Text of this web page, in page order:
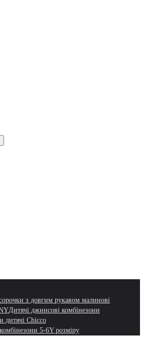
з довгим рукавом малинові
Дитячі джинсові комбінезони
дитячі Chicco
5-6Y розміру